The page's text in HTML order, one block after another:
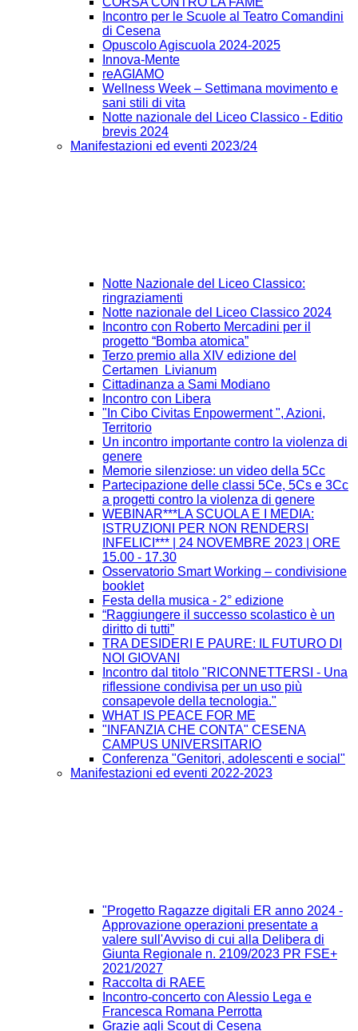
Incontro per le Scuole al Teatro Comandini
di Cesena
Opuscolo Agiscuola 2024-2025
Innova-Mente
reAGIAMO
Wellness Week – Settimana movimento e
sani stili di vita
Notte nazionale del Liceo Classico - Editio
brevis 2024
Manifestazioni ed eventi 2023/24
Notte Nazionale del Liceo Classico:
ringraziamenti
Notte nazionale del Liceo Classico 2024
Incontro con Roberto Mercadini per il
progetto “Bomba atomica”
Terzo premio alla XIV edizione del
Certamen Livianum
Cittadinanza a Sami Modiano
Incontro con Libera
"In Cibo Civitas Enpowerment ", Azioni,
Territorio
Un incontro importante contro la violenza di
genere
Memorie silenziose: un video della 5Cc
Partecipazione delle classi 5Ce, 5Cs e 3Cc
a progetti contro la violenza di genere
WEBINAR***LA SCUOLA E I MEDIA:
ISTRUZIONI PER NON RENDERSI
INFELICI*** | 24 NOVEMBRE 2023 | ORE
15.00 - 17.30
Osservatorio Smart Working – condivisione
booklet
Festa della musica - 2° edizione
“Raggiungere il successo scolastico è un
diritto di tutti”
TRA DESIDERI E PAURE: IL FUTURO DI
NOI GIOVANI
Incontro dal titolo "RICONNETTERSI - Una
riflessione condivisa per un uso più
consapevole della tecnologia."
WHAT IS PEACE FOR ME
"INFANZIA CHE CONTA" CESENA
CAMPUS UNIVERSITARIO
Conferenza "Genitori, adolescenti e social"
Manifestazioni ed eventi 2022-2023
"Progetto Ragazze digitali ER anno 2024 -
Approvazione operazioni presentate a
valere sull'Avviso di cui alla Delibera di
Giunta Regionale n. 2109/2023 PR FSE+
2021/2027
Raccolta di RAEE
Incontro-concerto con Alessio Lega e
Francesca Romana Perrotta
Grazie agli Scout di Cesena